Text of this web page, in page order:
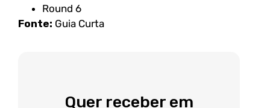
Round 6
Fonte: Guia Curta
Quer receber em